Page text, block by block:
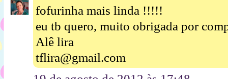
fofurinha mais linda !!!!!
eu tb quero, muito obrigada por
Alê lira
tflira@gmail.com